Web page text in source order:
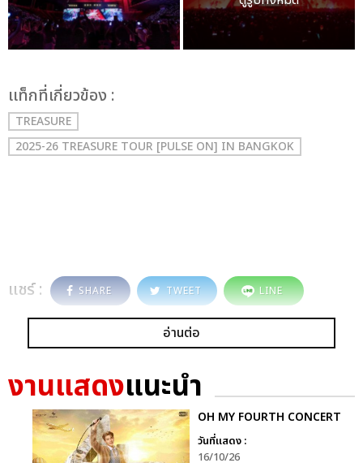
เเท็กที่เกี่ยวข้อง :
TREASURE
2025-26 TREASURE TOUR [PULSE ON] IN BANGKOK
แชร์ : SHARE TWEET LINE
อ่านต่อ
งานแสดงแนะนำ
OH MY FOURTH CONCERT
วันที่แสดง :
16/10/26